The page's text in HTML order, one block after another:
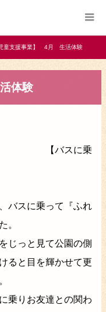
児童支援事業】 4月 生活体験
体験
乗
バスに乗って『ふれ
。
じっと見て公園の側
ると目を輝かせて更
乗りお友達との関わ